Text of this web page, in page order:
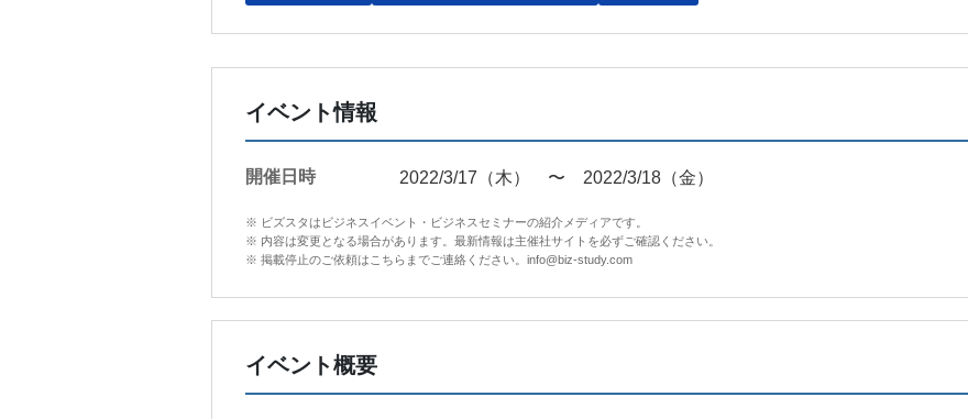
イベント情報
開催日時 2022/3/17（木） 〜 2022/3/18（金）
※ ビズスタはビジネスイベント・ビジネスセミナーの紹介メディアです。
※ 内容は変更となる場合があります。最新情報は主催社サイトを必ずご確認ください。
※ 掲載停止のご依頼はこちらまでご連絡ください。info@biz-study.com
イベント概要